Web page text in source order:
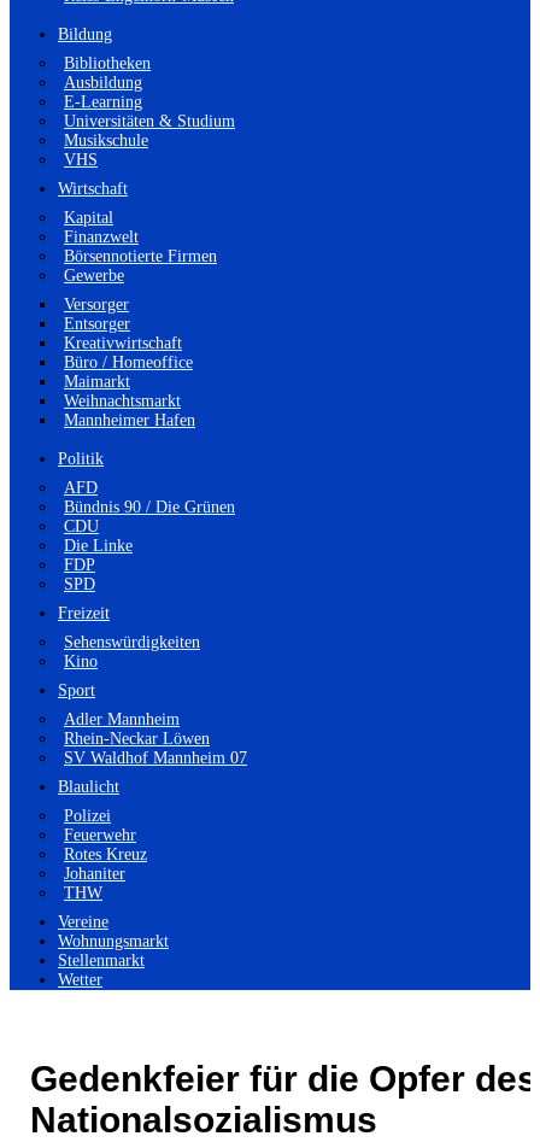
Bildung
Bibliotheken
Ausbildung
E-Learning
Universitäten & Studium
Musikschule
VHS
Wirtschaft
Kapital
Finanzwelt
Börsennotierte Firmen
Gewerbe
Versorger
Entsorger
Kreativwirtschaft
Büro / Homeoffice
Maimarkt
Weihnachtsmarkt
Mannheimer Hafen
Politik
AFD
Bündnis 90 / Die Grünen
CDU
Die Linke
FDP
SPD
Freizeit
Sehenswürdigkeiten
Kino
Sport
Adler Mannheim
Rhein-Neckar Löwen
SV Waldhof Mannheim 07
Blaulicht
Polizei
Feuerwehr
Rotes Kreuz
Johaniter
THW
Vereine
Wohnungsmarkt
Stellenmarkt
Wetter
Gedenkfeier für die Opfer des
Nationalsozialismus